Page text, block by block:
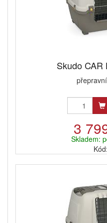
Skudo CAR
3
Skladem: